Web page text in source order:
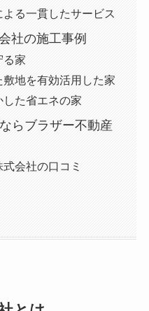
る一貫したサービス
社の施工事例
る家
地を有効活用した家
た省エネの家
らブラザー不動産
会社の口コミ